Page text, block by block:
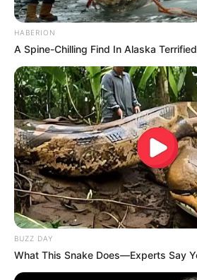
HABERION
A Spine-Chilling Find In Alaska
BUZZ DAY
What This Snake Does—Experts Say